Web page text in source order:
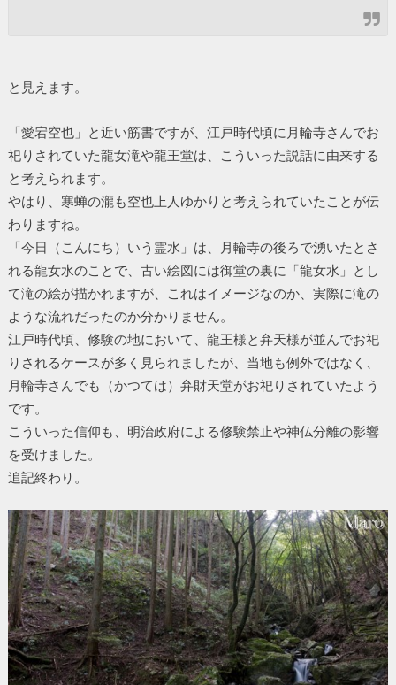
と見えます。
「愛宕空也」と近い筋書ですが、江戸時代頃に月輪寺さんでお
祀りされていた龍女滝や龍王堂は、こういった説話に由来する
と考えられます。
やはり、寒蝉の瀧も空也上人ゆかりと考えられていたことが伝
わりますね。
「今日（こんにち）いう霊水」は、月輪寺の後ろで湧いたとさ
れる龍女水のことで、古い絵図には御堂の裏に「龍女水」とし
て滝の絵が描かれますが、これはイメージなのか、実際に滝の
ような流れだったのか分かりません。
江戸時代頃、修験の地において、龍王様と弁天様が並んでお祀
りされるケースが多く見られましたが、当地も例外ではなく、
月輪寺さんでも（かつては）弁財天堂がお祀りされていたよう
です。
こういった信仰も、明治政府による修験禁止や神仏分離の影響
を受けました。
追記終わり。